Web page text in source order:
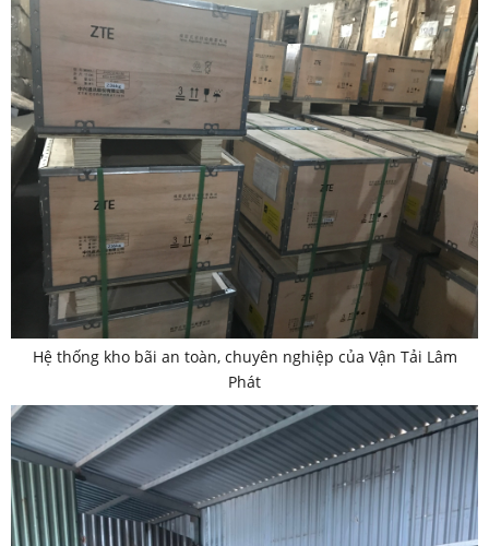
Hệ thống kho bãi an toàn, chuyên nghiệp của Vận Tải Lâm
Phát